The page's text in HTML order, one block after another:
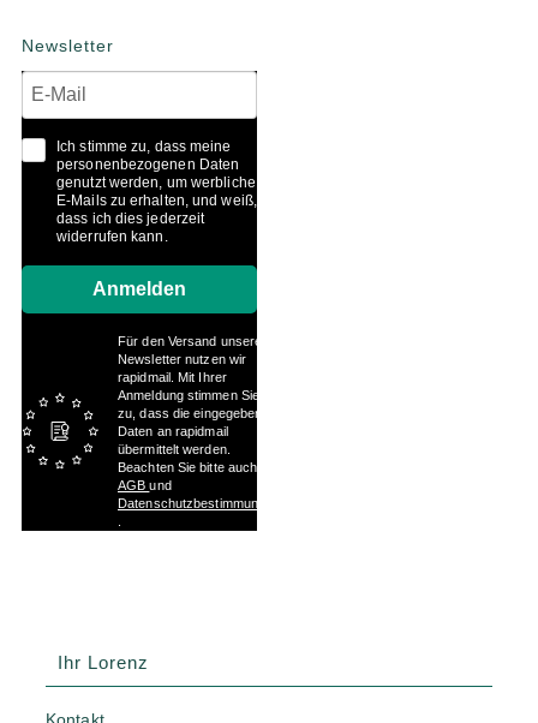
Newsletter
Ich stimme zu, dass meine
personenbezogenen Daten
genutzt werden, um werbliche
E-Mails zu erhalten, und weiß,
dass ich dies jederzeit
widerrufen kann.
Anmelden
Für den Versand unserer
Newsletter nutzen wir
rapidmail. Mit Ihrer
Anmeldung stimmen Sie
zu, dass die eingegebenen
Daten an rapidmail
übermittelt werden.
Beachten Sie bitte auch die
AGBund
Datenschutzbestimmungen
Ihr Lorenz
Kontakt